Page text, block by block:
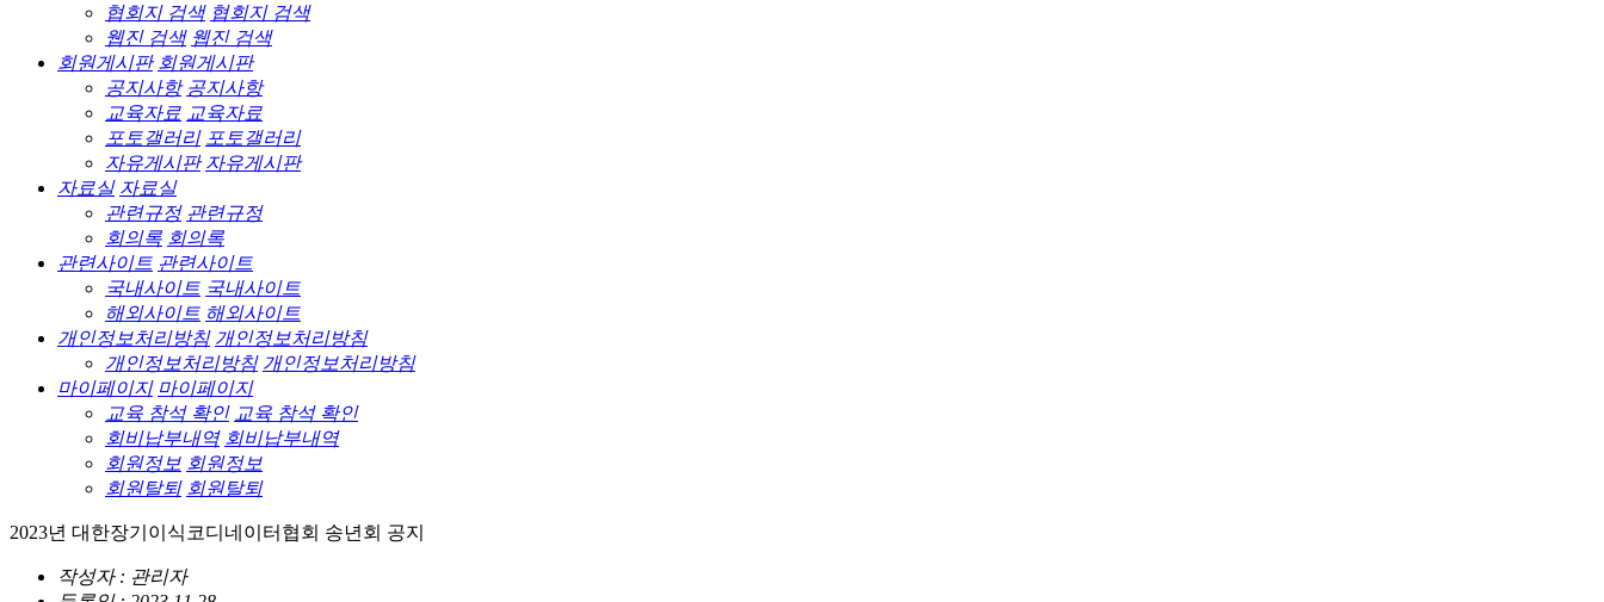
협회지 검색 협회지 검색
웹진 검색 웹진 검색
회원게시판 회원게시판
공지사항 공지사항
교육자료 교육자료
포토갤러리 포토갤러리
자유게시판 자유게시판
자료실 자료실
관련규정 관련규정
회의록 회의록
관련사이트 관련사이트
국내사이트 국내사이트
해외사이트 해외사이트
개인정보처리방침 개인정보처리방침
개인정보처리방침 개인정보처리방침
마이페이지 마이페이지
교육 참석 확인 교육 참석 확인
회비납부내역 회비납부내역
회원정보 회원정보
회원탈퇴 회원탈퇴
2023년 대한장기이식코디네이터협회 송년회 공지
작성자 : 관리자